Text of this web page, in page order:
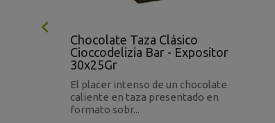

Chocolate Taza Clásico
Cioccodelizia Bar - Expositor
30x25Gr
El placer intenso de un chocolate
caliente en taza presentado en
formato sobr...